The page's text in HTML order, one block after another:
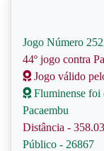
Jogo Número
44º jogo contra
Jogo válido
Fluminense foi
Pacaembu
Distância -
Público - 26867